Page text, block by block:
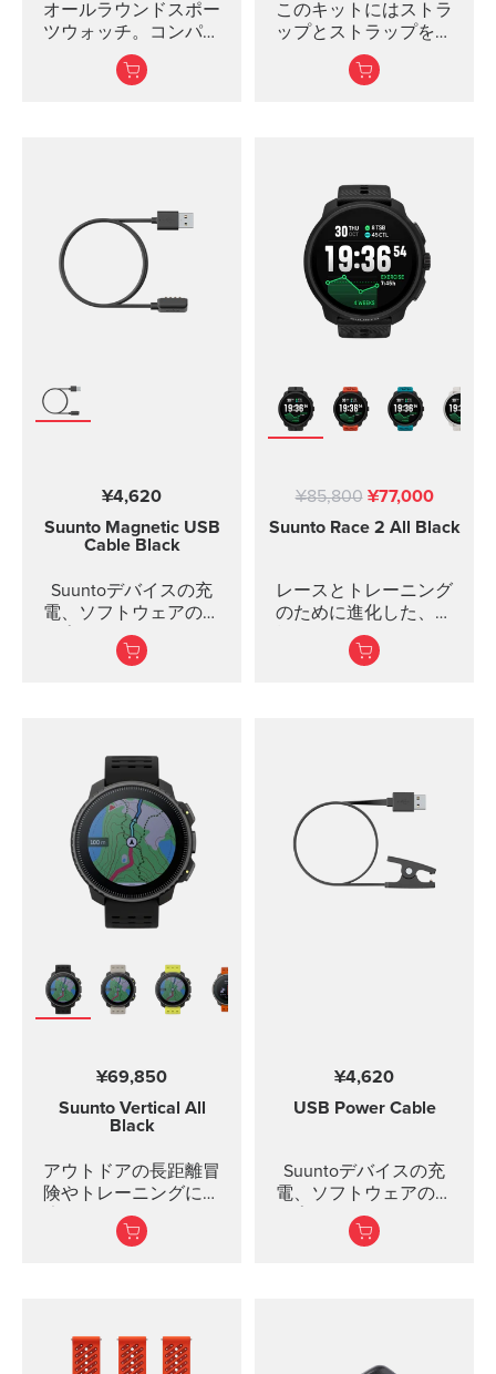
オールラウンドスポー
ツウォッチ。コンパク
トなのにパワフル
このキットにはストラ
ップとストラップを取
り付けるためのピンお
よびネジが含まれてい
¥4,620
Suunto Magnetic USB
Cable Black
Suuntoデバイスの充
電、ソフトウェアのア
ップデートにはこのUSB
ケーブルを使用しま
Suunto 9
Suunto Spartan Spor...
¥85,800 ¥77,000
Suunto Race 2 All Black
レースとトレーニング
のために進化した、究
極のスポーツウォッチ
たデザイン
高度なトレーニング機
能と日常のアクティビ
ティ...
¥69,850
Suunto Vertical All
Black
アウトドアの長距離冒
険やトレーニングに最
適なアドベンチャーウ
ォッチ。
¥4,620
USB Power Cable
Suuntoデバイスの充
電、ソフトウェアのア
ップデートにはこのUSB
ケーブルを使用しま